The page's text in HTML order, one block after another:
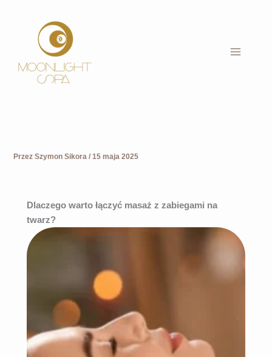
PrzezSzymon Sikora/15 maja 2025
Dlaczego warto łączyć masaż z zabiegami na
twarz?